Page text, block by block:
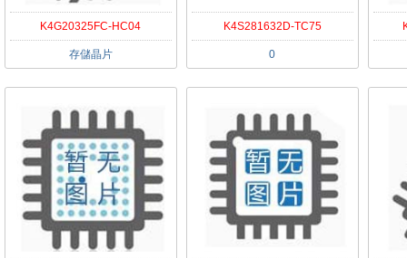
K4G20325FC-HC04
存儲晶片
K4S281632D-TC75
0